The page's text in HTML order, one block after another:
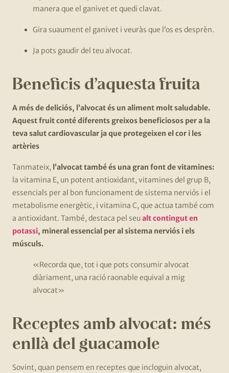
manera que el ganivet et quedi clavat.
Gira suaument el ganivet i veuràs que l’os es desprèn.
Ja pots gaudir del teu alvocat.
Beneficis d’aquesta fruita
A més de deliciós, l’alvocat és un aliment molt saludable.
Aquest fruit conté diferents greixos beneficiosos per a la
teva salut cardiovascular ja que protegeixen el cor i les
artèries
Tanmateix, l’alvocat també és una gran font de vitamines:
la vitamina E, un potent antioxidant, vitamines del grup B,
essencials per al bon funcionament de sistema nerviós i el
metabolisme energètic, i vitamina C, que actua també com
a antioxidant. També, destaca pel seu alt contingut en
potassi, mineral essencial per al sistema nerviós i els
músculs.
«Recorda que, tot i que pots consumir alvocat
diàriament, una ració raonable equival a mig
alvocat»
Receptes amb alvocat: més
enllà del guacamole
Sovint, quan pensem en receptes que incloguin alvocat,